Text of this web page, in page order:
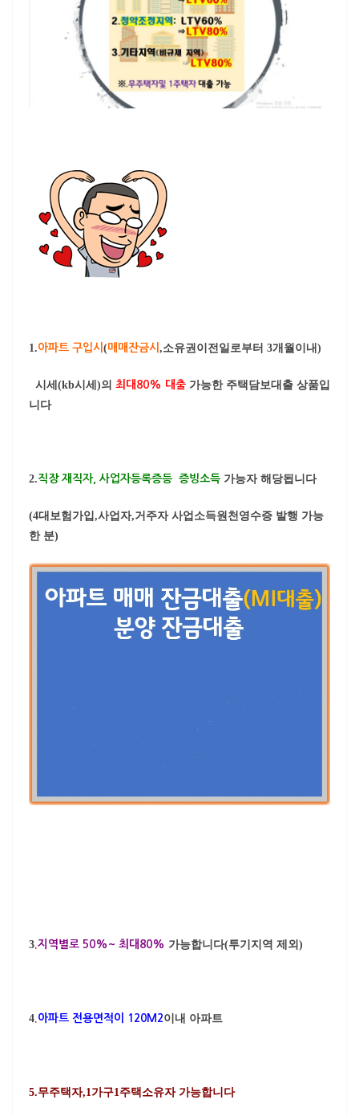
1.아파트 구입시 (매매잔금시 ,소유권이전일로부터 3개월이내)
시세(kb시세)의 최대80% 대출 가능한 주택담보대출 상품입
니다
2.직장 재직자, 사업자등록증등 증빙소득 가능자 해당됩니다
(4대보험가입,사업자,거주자 사업소득원천영수증 발행 가능
한 분)
3 .지역별로 50%~ 최대80% 가능합니다(투기지역 제외)
4 아파트 전용면적이 120M2이내 아파트
5.무주택자,1가구1주택소유자 가능합니다